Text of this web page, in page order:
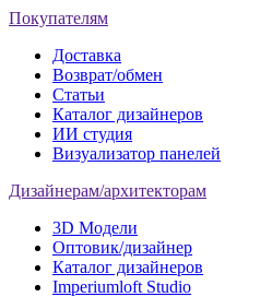
Покупателям
Доставка
Возврат/обмен
Статьи
Каталог дизайнеров
ИИ студия
Визуализатор панелей
Дизайнерам/архитекторам
3D Модели
Оптовик/дизайнер
Каталог дизайнеров
Imperiumloft Studio